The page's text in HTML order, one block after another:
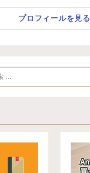
プロフィールを見る